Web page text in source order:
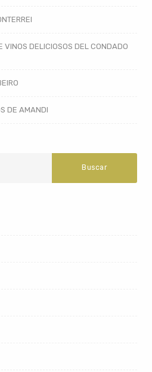
VINOS DELICIOSOS DEL CONDADO
DE AMANDI